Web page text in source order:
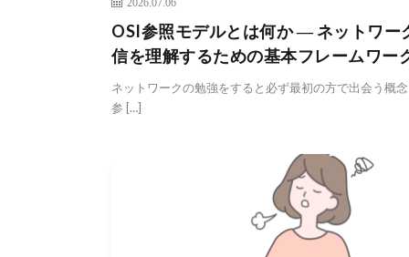
OSI参照モデルとは何か ― ネットワー
信を理解するための基本フレームワー
ネットワークの勉強をすると必ず最初の方で出会う概
参 […]